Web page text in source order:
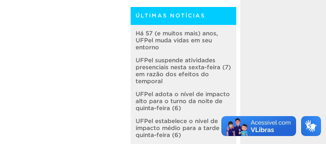
ÚLTIMAS NOTÍCIAS
Há 57 (e muitos mais) anos,
UFPel muda vidas em seu
entorno
UFPel suspende atividades
presenciais nesta sexta-feira (7)
em razão dos efeitos do
temporal
UFPel adota o nível de impacto
alto para o turno da noite de
quinta-feira (6)
UFPel estabelece o nível de
impacto médio para a tarde de
quinta-feira (6)